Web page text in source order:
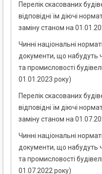
Перелік скасованих
відповідні їм діючі
заміну станом на
Чинні національні
документи, що набудуть
та промисловості
01.01.2023 року)
Перелік скасованих
відповідні їм діючі
заміну станом на
Чинні національні
документи, що набудуть
та промисловості
01.07.2022 року)